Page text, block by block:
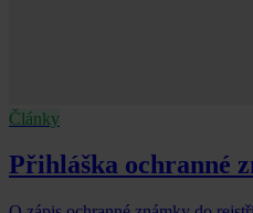
Články
Přihláška ochranné